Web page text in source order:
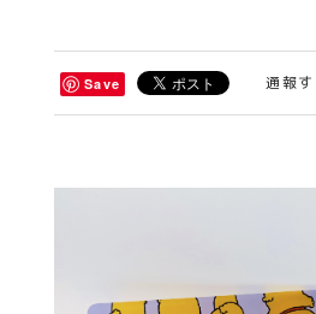
Save 通報す